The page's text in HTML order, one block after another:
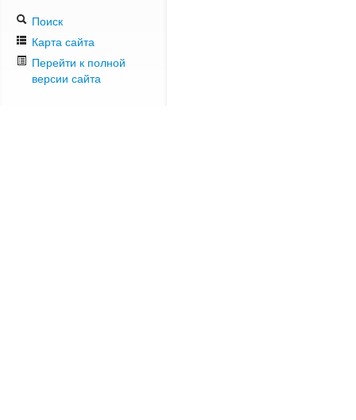
Поиск
Карта сайта
Перейти к полной
версии сайта